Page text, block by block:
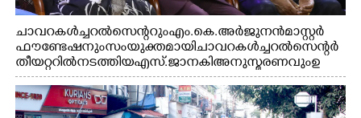
ചാവറ കൾച്ചറൽ സെന്ററും എം.കെ. അർജുനൻ മാസ്റ്റർ
ഫൗണ്ടേഷനും സംയുക്തമായി ചാവറ കൾച്ചറൽ സെന്റർ
തീയറ്ററിൽ നടത്തിയ എസ്. ജാനകി അനുസ്മരണവും ഉ
ദ്ഘാടനം ചെയ്യാനെത്തിയ സംഗീത സംവിധായകൻ ജെറി
അമൽദേവ്, ഗായിക ജെൻസി, എം.കെ. അർജുനൻ
ഫൗണ്ടേഷൻ ചെയർമാൻ ഡോ. രാധാകൃഷ്ണൻ എന്നിവർ